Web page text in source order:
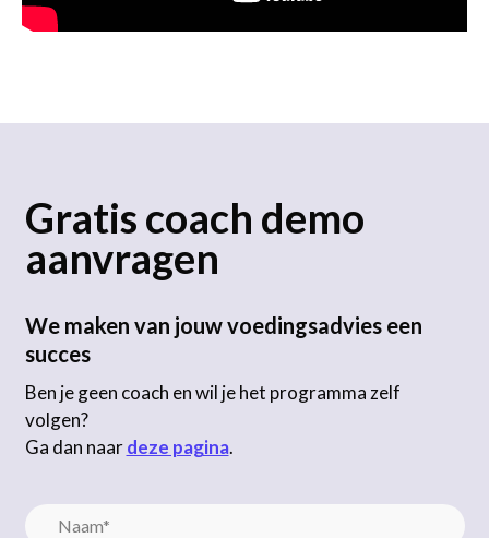
Gratis coach demo
aanvragen
We maken van jouw voedingsadvies een
succes
Ben je geen coach en wil je het programma zelf
volgen?
Ga dan naardeze pagina.